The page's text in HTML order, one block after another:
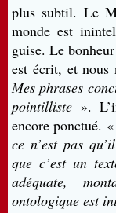
plus subtil. Le
monde est
guise. Le
est écrit, et nous
Mes phrases
pointilliste ».
encore ponctué. «
ce n’est pas
que c’est un
adéquate,
ontologique est